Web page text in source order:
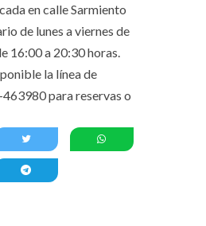
en calle Sarmiento
de lunes a viernes de
16:00 a 20:30 horas.
la línea de
para reservas o